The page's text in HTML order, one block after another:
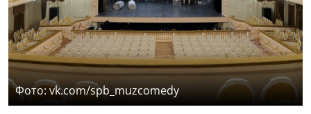
Фото: vk.com/spb_muzcomedy